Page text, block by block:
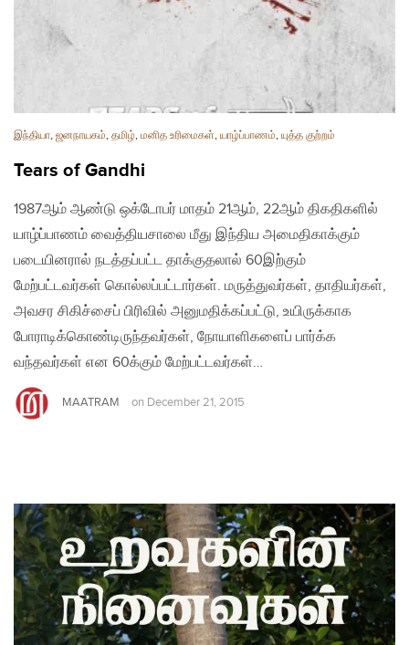
இந்தியா, ஜனநாயகம், தமிழ், மனித உரிமைகள், யாழ்ப்பாணம், யுத்த குற்றம்
Tears of Gandhi
1987ஆம் ஆண்டு ஒக்டோபர் மாதம் 21ஆம், 22ஆம் திகதிகளில்
யாழ்ப்பாணம் வைத்தியசாலை மீது இந்திய அமைதிகாக்கும்
படையினரால் நடத்தப்பட்ட தாக்குதலால் 60இற்கும்
மேற்பட்டவர்கள் கொல்லப்பட்டார்கள். மருத்துவர்கள், தாதியர்கள்,
அவசர சிகிச்சைப் பிரிவில் அனுமதிக்கப்பட்டு, உயிருக்காக
போராடிக்கொண்டிருந்தவர்கள், நோயாளிகளைப் பார்க்க
வந்தவர்கள் என 60க்கும் மேற்பட்டவர்கள்…
MAATRAM on December 21, 2015